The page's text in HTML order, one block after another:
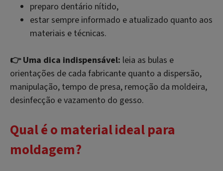
preparo dentário nítido,
estar sempre informado e atualizado quanto aos
materiais e técnicas.
👉 Uma dica indispensável: leia as bulas e
orientações de cada fabricante quanto a dispersão,
manipulação, tempo de presa, remoção da moldeira,
desinfecção e vazamento do gesso.
Qual é o material ideal para
moldagem?